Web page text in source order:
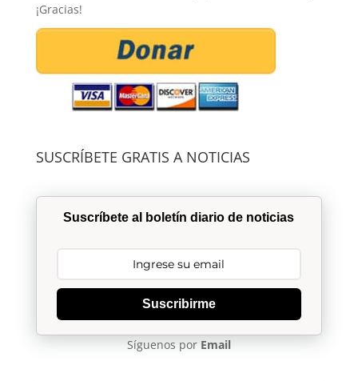
¡Gracias!
SUSCRÍBETE GRATIS A NOTICIAS
Suscríbete al boletín diario de noticias
Suscribirme
Síguenos por Email